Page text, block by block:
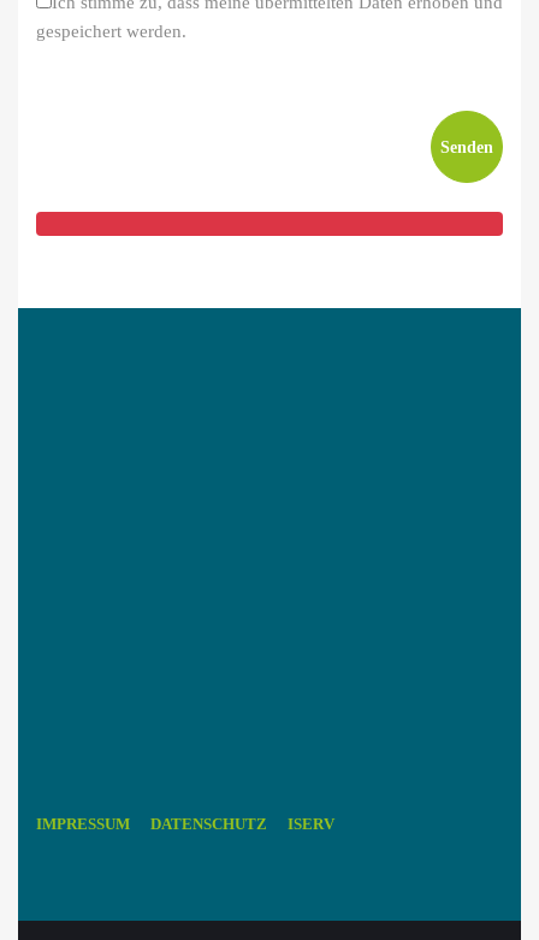
gespeichert werden.
IMPRESSUM DATENSCHUTZ ISERV